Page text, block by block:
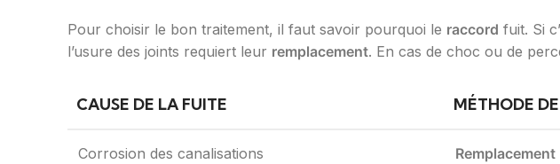
Pour choisir le bon traitement, il faut savoir pourquoi le raccord fuit. Si
l’usure des joints requiert leur remplacement. En cas de choc ou de
CAUSE DE LA FUITE MÉTHODE
Corrosion des canalisations Remplacement